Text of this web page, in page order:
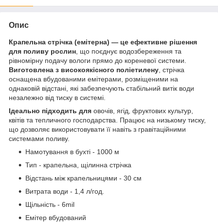
Опис
Крапельна стрічка (емітерна) — це ефективне рішення
для поливу рослин , що поєднує водозбереження та
рівномірну подачу вологи прямо до кореневої системи.
Виготовлена з високоякісного поліетилену , стрічка
оснащена вбудованими емітерами, розміщеними на
однаковій відстані, які забезпечують стабільний витік води
незалежно від тиску в системі.
Ідеально підходить для овочів, ягід, фруктових культур,
квітів та тепличного господарства. Працює на низькому тиску,
що дозволяє використовувати її навіть з гравітаційними
системами поливу.
Намотування в бухті - 1000 м
Тип - крапельна, щілинна стрічка
Відстань між крапельницями - 30 см
Витрата води - 1,4 л/год.
Щільність - 6mil
Емітер вбудований